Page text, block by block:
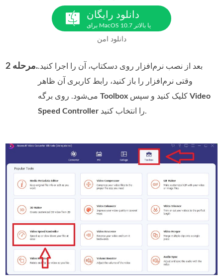
دانلود رایگان
برای MacOS 10.7 یا بالاتر
دانلود امن
مرحله 2.بعد از نصب نرم‌افزار روی دسکتاپ، آن را اجرا کنید.
وقتی نرم‌افزار را باز کنید، رابط کاربری آن ظاهر
می‌شود. روی برگهToolbox کلیک کنید و سپسVideo
Speed Controller
را انتخاب کنید.